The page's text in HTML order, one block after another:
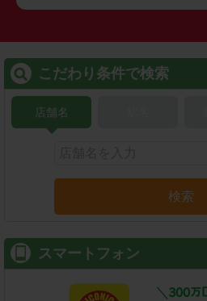
こだわり条件で検索
店舗名
検索
スマートフォン